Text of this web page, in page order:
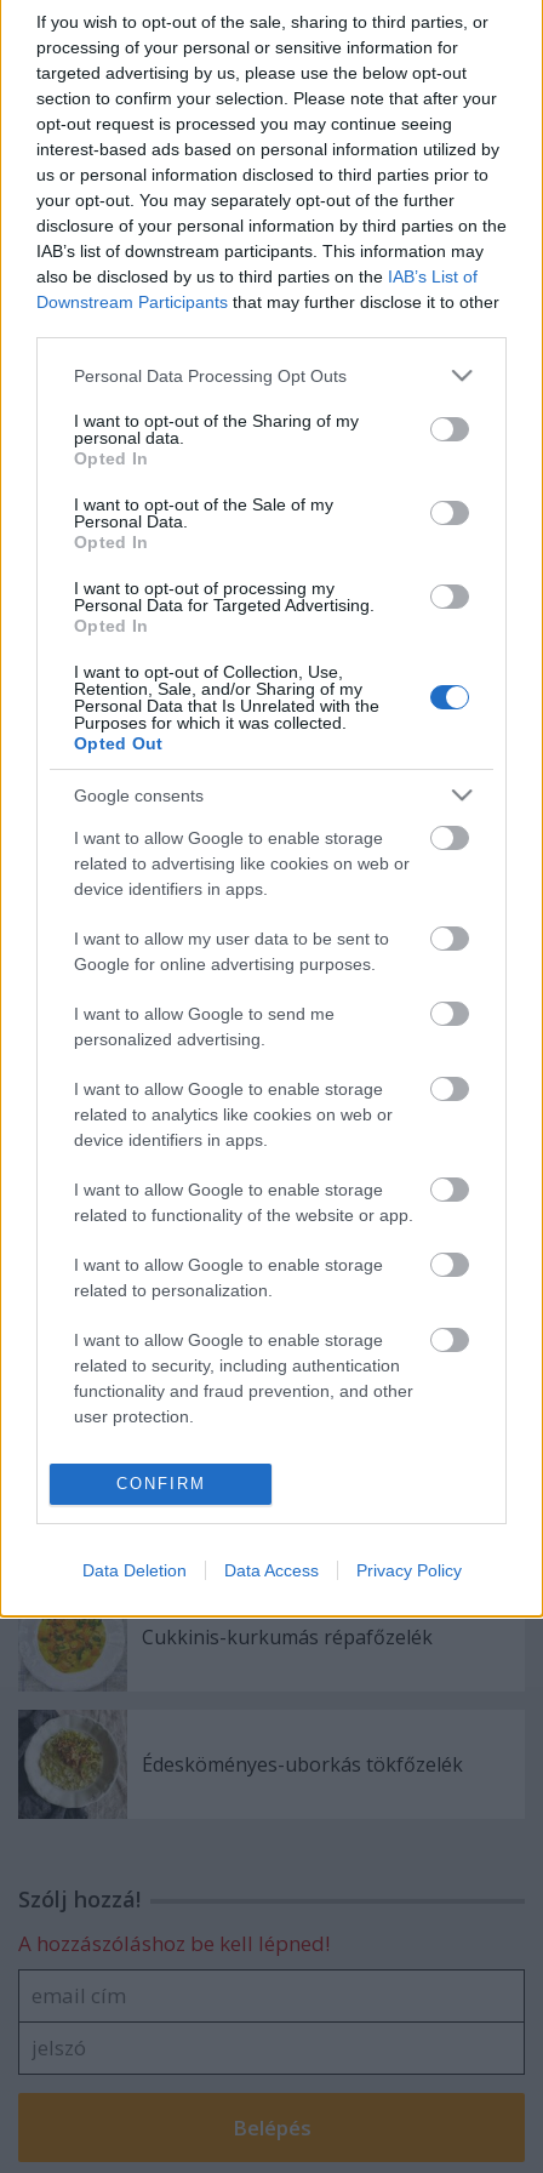
If you wish to opt-out of the sale, sharing to third parties, or
processing of your personal or sensitive information for
targeted advertising by us, please use the below opt-out
section to confirm your selection. Please note that after your
opt-out request is processed you may continue seeing
interest-based ads based on personal information utilized by
us or personal information disclosed to third parties prior to
your opt-out. You may separately opt-out of the further
disclosure of your personal information by third parties on the
IAB’s list of downstream participants. This information may
also be disclosed by us to third parties on the IAB’s List of
Downstream Participants that may further disclose it to other
Please note that this website/app uses one or more Google
not limited to your visit or usage behaviour. You may click to
grant or deny consent to Google and its third-party tags to
use your data for below specified purposes in below Google
consent section.
Personal Data Processing Opt Outs
I want to opt-out of the Sharing of my
personal data.
Opted In
I want to opt-out of the Sale of my
Personal Data.
Opted In
I want to opt-out of processing my
Personal Data for Targeted Advertising.
Opted In
I want to opt-out of Collection, Use,
Retention, Sale, and/or Sharing of my
Personal Data that Is Unrelated with the
Purposes for which it was collected.
Opted Out
Google consents
I want to allow Google to enable storage
related to advertising like cookies on web or
device identifiers in apps.
I want to allow my user data to be sent to
Google for online advertising purposes.
I want to allow Google to send me
personalized advertising.
I want to allow Google to enable storage
related to analytics like cookies on web or
device identifiers in apps.
I want to allow Google to enable storage
related to functionality of the website or app.
I want to allow Google to enable storage
related to personalization.
I want to allow Google to enable storage
related to security, including authentication
functionality and fraud prevention, and other
user protection.
CONFIRM
Data Deletion Data Access Privacy Policy
Hozzávalók:
A ropogóshoz
kb. egy kg brokkoli -két fej
két evőkanál zsemlemorzsa
három evőkanál liszt
két evőkanál szeletelt mandula
egy nagy csokor friss petrezselyemzöld, finomra
aprítva
egy kisebb tojás
só, frissen őrölt bors, késhegynyi őrölt szerecsendió
olaj a sütéshez
1.A brokkolit szedjük rózsáira, daraboljuk két-
három centis darabokra, majd késes konyhai
aprítóval zúzzuk össze. Nem kell pépesre aprítani,
majd adjuk hozzá a zsemlemorzsát, lisztet, szeletelt
mandulát, tojást és a fűszereket.
2.Dolgozzuk össze, majd vizes vagy olajos kézzel
formázzunk belőle ovális korongokat. Egy serpenyőt
melegítsünk fel, locsoljuk meg két evőkanál olajjal,
majd közepes lángon oldalanként öt-öt perc alatt
süssük aranybarnára őket.
keverjük ki joghurttal, majonézzel. Sóval, borssal
ízesítsük.
Ajváros kapribogyós krumplifőzelék
Karalábés krumplifőzelék, medvehagyma
pesztóval
Paradicsomos csicseris répa
Cukkinis-kurkumás répafőzelék
Édesköményes-uborkás tökfőzelék
Szólj hozzá!
A hozzászóláshoz be kell lépned!